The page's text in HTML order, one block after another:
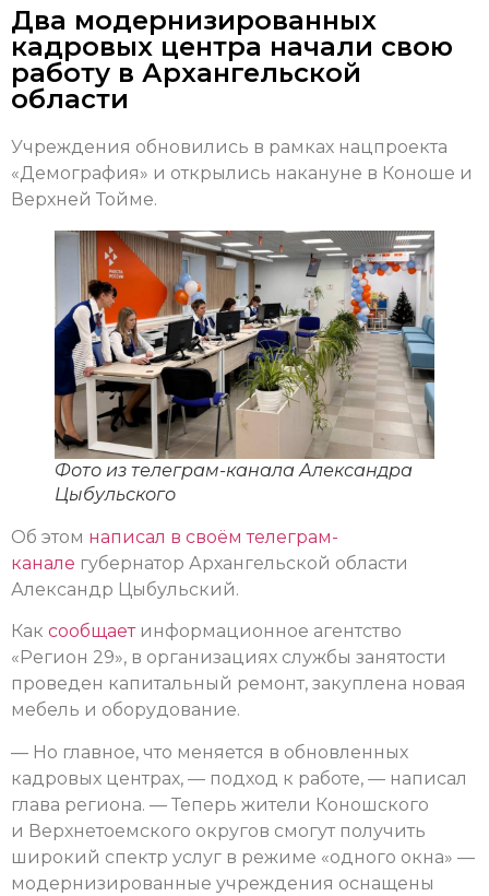
Два модернизированных
кадровых центра начали свою
работу в Архангельской
области
Учреждения обновились в рамках нацпроекта
«Демография» и открылись накануне в Коноше и
Верхней Тойме.
Фото из телеграм-канала Александра
Цыбульского
Об этом написал в своём телеграм-
канале губернатор Архангельской области
Александр Цыбульский.
Как сообщаетинформационное агентство
«Регион 29», в организациях службы занятости
проведен капитальный ремонт, закуплена новая
мебель и оборудование.
— Но главное, что меняется в обновленных
кадровых центрах, — подход к работе, — написал
глава региона. — Теперь жители Коношского
и Верхнетоемского округов смогут получить
широкий спектр услуг в режиме «одного окна» —
модернизированные учреждения оснащены